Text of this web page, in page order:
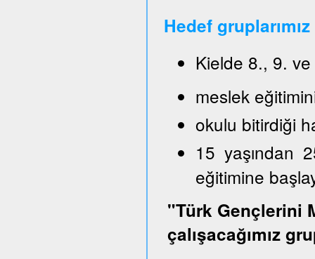
Hedef gruplarımız
Kielde 8., 9.
meslek
okulu bitirdiği
15 yaşından
eğitimine
"Türk Gençlerini
çalışacağımız